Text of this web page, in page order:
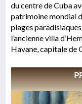
du centre de Cuba
patrimoine mondial
plages
l’ancienne villa
Havane, capitale de